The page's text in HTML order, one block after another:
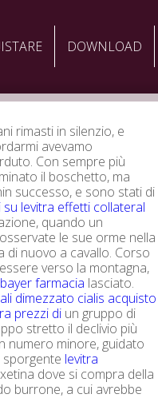
DOWNLOAD
rimasti in silenzio, e
avevamo
Con sempre più
il boschetto, ma
successo, e sono stati di
su levitra effetti collateral
quando un
le sue orme nella
di nuovo a cavallo. Corso
verso la montagna,
farmacia lasciato.
dimezzato cialis acquisto
prezzi di un gruppo di
stretto il declivio più
numero minore, guidato
levitra
dove si compra della
burrone, a cui avrebbe